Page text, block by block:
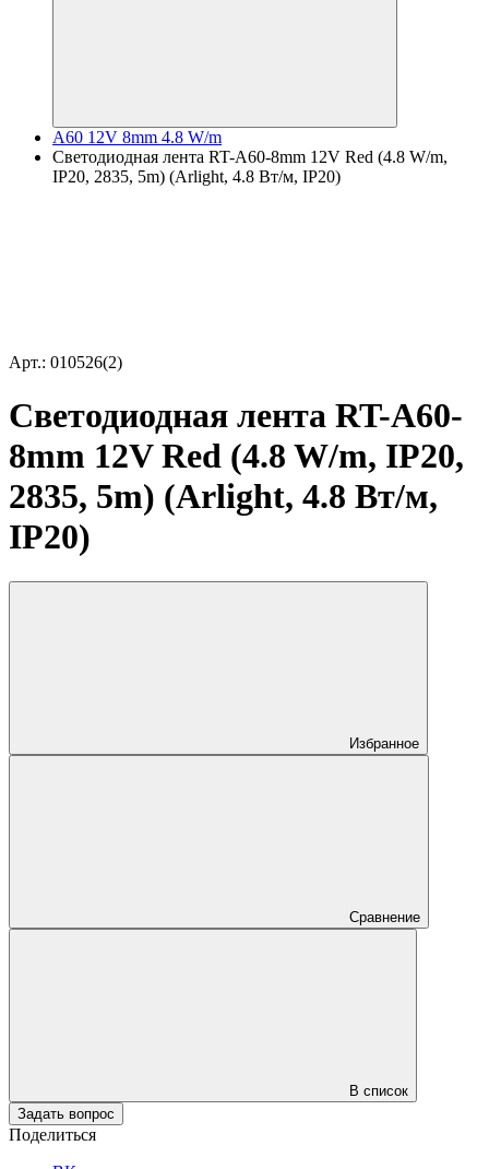
A60 12V 8mm 4.8 W/m
Светодиодная лента RT-A60-8mm 12V Red (4.8 W/m,
IP20, 2835, 5m) (Arlight, 4.8 Вт/м, IP20)
Арт.: 010526(2)
Светодиодная лента RT-A60-
8mm 12V Red (4.8 W/m, IP20,
2835, 5m) (Arlight, 4.8 Вт/м,
IP20)
Избранное
Сравнение
В список
Задать вопрос
Поделиться